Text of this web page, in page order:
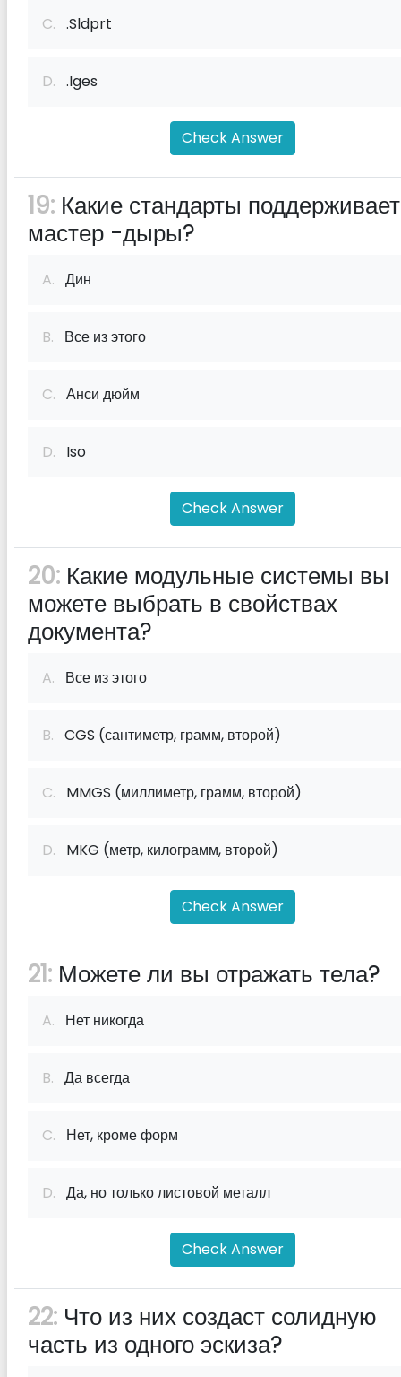
C. .Sldprt
D. .Iges
Check Answer
19: Какие стандарты поддерживает
мастер -дыры?
A. Дин
B. Все из этого
C. Анси дюйм
D. Iso
Check Answer
20: Какие модульные системы вы
можете выбрать в свойствах
документа?
A. Все из этого
B. CGS (сантиметр, грамм, второй)
C. MMGS (миллиметр, грамм, второй)
D. MKG (метр, килограмм, второй)
Check Answer
21: Можете ли вы отражать тела?
A. Нет никогда
B. Да всегда
C. Нет, кроме форм
D. Да, но только листовой металл
Check Answer
22: Что из них создаст солидную
часть из одного эскиза?